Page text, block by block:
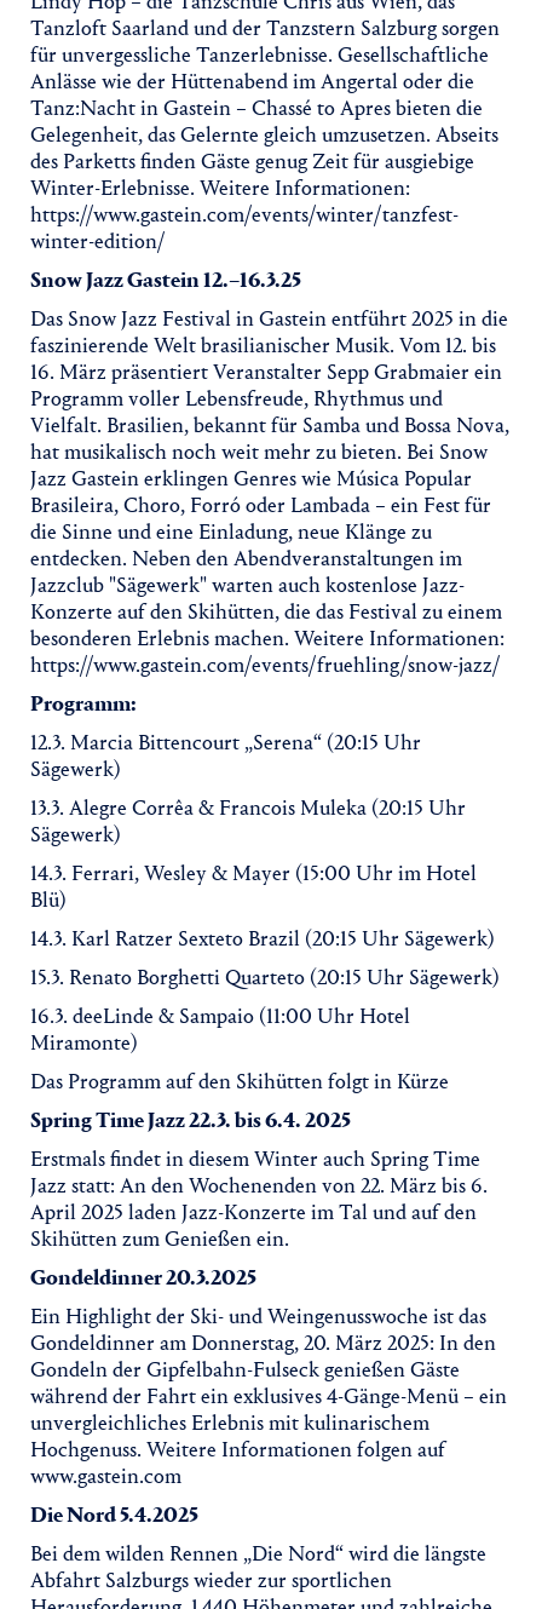
Tanzloft Saarland und der Tanzstern Salzburg sorgen
für unvergessliche Tanzerlebnisse. Gesellschaftliche
Anlässe wie der Hüttenabend im Angertal oder die
Tanz:Nacht in Gastein – Chassé to Apres bieten die
Gelegenheit, das Gelernte gleich umzusetzen. Abseits
des Parketts finden Gäste genug Zeit für ausgiebige
Winter-Erlebnisse. Weitere Informationen:
https://www.gastein.com/events/winter/tanzfest-
winter-edition/
Snow Jazz Gastein 12.–16.3.25
Das Snow Jazz Festival in Gastein entführt 2025 in die
faszinierende Welt brasilianischer Musik. Vom 12. bis
16. März präsentiert Veranstalter Sepp Grabmaier ein
Programm voller Lebensfreude, Rhythmus und
Vielfalt. Brasilien, bekannt für Samba und Bossa Nova,
hat musikalisch noch weit mehr zu bieten. Bei Snow
Jazz Gastein erklingen Genres wie Música Popular
Brasileira, Choro, Forró oder Lambada – ein Fest für
die Sinne und eine Einladung, neue Klänge zu
entdecken. Neben den Abendveranstaltungen im
Jazzclub "Sägewerk" warten auch kostenlose Jazz-
Konzerte auf den Skihütten, die das Festival zu einem
besonderen Erlebnis machen. Weitere Informationen:
https://www.gastein.com/events/fruehling/snow-jazz/
Programm:
12.3. Marcia Bittencourt „Serena“ (20:15 Uhr
Sägewerk)
13.3. Alegre Corrêa & Francois Muleka (20:15 Uhr
Sägewerk)
14.3. Ferrari, Wesley & Mayer (15:00 Uhr im Hotel
Blü)
14.3. Karl Ratzer Sexteto Brazil (20:15 Uhr Sägewerk)
15.3. Renato Borghetti Quarteto (20:15 Uhr Sägewerk)
16.3. deeLinde & Sampaio (11:00 Uhr Hotel
Miramonte)
Das Programm auf den Skihütten folgt in Kürze
Spring Time Jazz 22.3. bis 6.4. 2025
Erstmals findet in diesem Winter auch Spring Time
Jazz statt: An den Wochenenden von 22. März bis 6.
April 2025 laden Jazz-Konzerte im Tal und auf den
Skihütten zum Genießen ein.
Gondeldinner 20.3.2025
Ein Highlight der Ski- und Weingenusswoche ist das
Gondeldinner am Donnerstag, 20. März 2025: In den
Gondeln der Gipfelbahn-Fulseck genießen Gäste
während der Fahrt ein exklusives 4-Gänge-Menü – ein
unvergleichliches Erlebnis mit kulinarischem
Hochgenuss. Weitere Informationen folgen auf
www.gastein.com
Die Nord 5.4.2025
Bei dem wilden Rennen „Die Nord“ wird die längste
Abfahrt Salzburgs wieder zur sportlichen